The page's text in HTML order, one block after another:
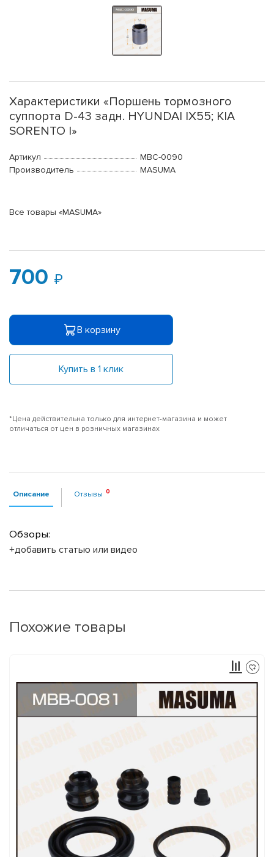
Характеристики «Поршень тормозного
суппорта D-43 задн. HYUNDAI IX55; KIA
SORENTO I»
Артикул
MBC-0090
Производитель
MASUMA
Все товары «MASUMA»
700
В корзину
Купить в 1 клик
*Цена действительна только для интернет-магазина и может
отличаться от цен в розничных магазинах
Описание Отзывы
Обзоры:
+добавить статью или видео
Похожие товары